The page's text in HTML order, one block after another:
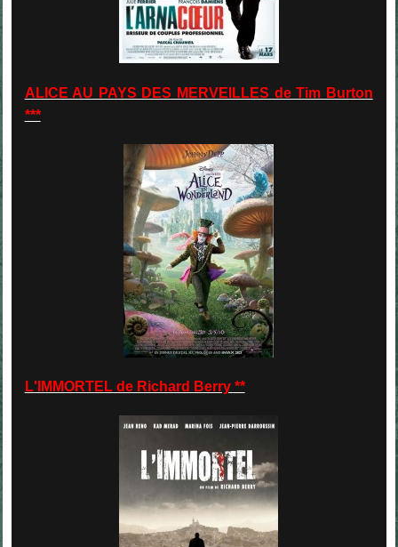
ALICE AU PAYS DES MERVEILLES de Tim Burton
***
L'IMMORTEL de Richard Berry **